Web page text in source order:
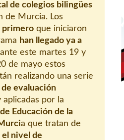
de colegios bilingües
de Murcia. Los
primero que iniciaron
han llegado ya a
este martes 19 y
de mayo estos
realizando una serie
de evaluación
aplicadas por la
Educación de la
a que tratan de
nivel de